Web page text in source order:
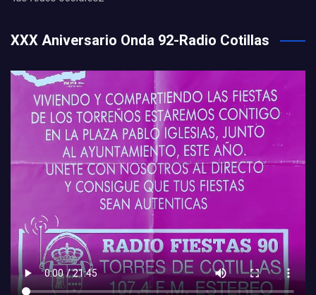
XXX Aniversario Onda 92-Radio Cotillas